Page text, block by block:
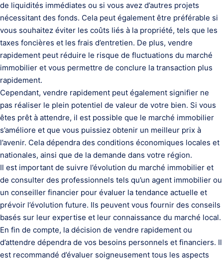
de liquidités immédiates ou si vous avez d’autres projets
nécessitant des fonds. Cela peut également être préférable si
vous souhaitez éviter les coûts liés à la propriété, tels que les
taxes foncières et les frais d’entretien. De plus, vendre
rapidement peut réduire le risque de fluctuations du marché
immobilier et vous permettre de conclure la transaction plus
rapidement.
Cependant, vendre rapidement peut également signifier ne
pas réaliser le plein potentiel de valeur de votre bien. Si vous
êtes prêt à attendre, il est possible que le marché immobilier
s’améliore et que vous puissiez obtenir un meilleur prix à
l’avenir. Cela dépendra des conditions économiques locales et
nationales, ainsi que de la demande dans votre région.
Il est important de suivre l’évolution du marché immobilier et
de consulter des professionnels tels qu’un agent immobilier ou
un conseiller financier pour évaluer la tendance actuelle et
prévoir l’évolution future. Ils peuvent vous fournir des conseils
basés sur leur expertise et leur connaissance du marché local.
En fin de compte, la décision de vendre rapidement ou
d’attendre dépendra de vos besoins personnels et financiers. Il
est recommandé d’évaluer soigneusement tous les aspects